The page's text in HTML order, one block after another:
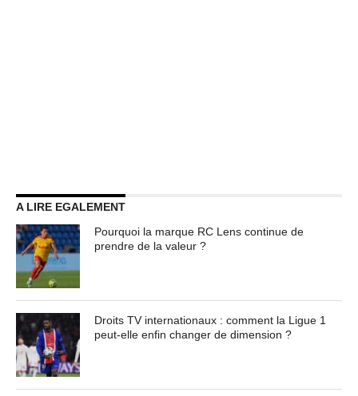
A LIRE EGALEMENT
Pourquoi la marque RC Lens continue de
prendre de la valeur ?
Droits TV internationaux : comment la Ligue 1
peut-elle enfin changer de dimension ?